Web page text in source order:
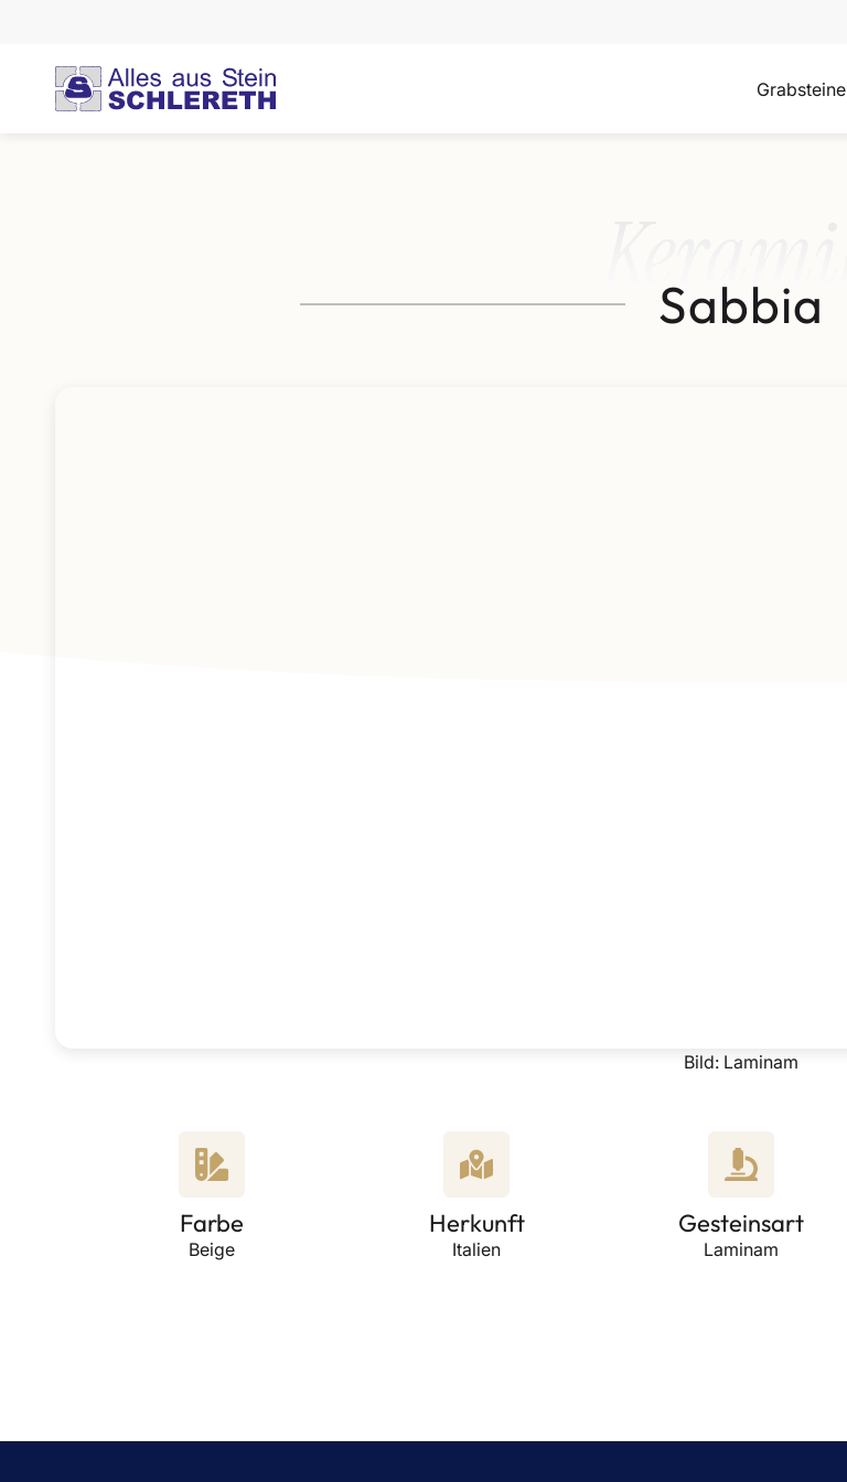
Grabsteine
Keramik
Sabbia
Bild: Laminam
Farbe
Beige
Herkunft
Italien
Gesteinsart
Laminam